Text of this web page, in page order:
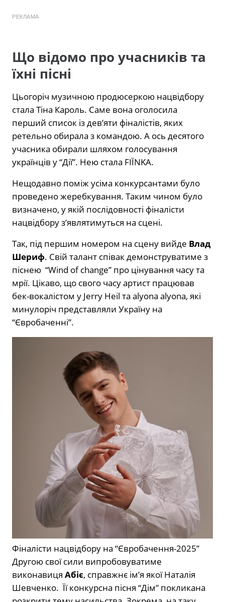
РЕКЛАМА
Що відомо про учасників та
їхні пісні
Цьогоріч музичною продюсеркою нацвідбору
стала Тіна Кароль. Саме вона оголосила
перший список із дев’яти фіналістів, яких
ретельно обирала з командою. А ось десятого
учасника обирали шляхом голосування
українців у “Дії”. Нею стала FIЇNKA.
Нещодавно поміж усіма конкурсантами було
проведено жеребкування. Таким чином було
визначено, у якій послідовності фіналісти
нацвідбору з’являтимуться на сцені.
Так, під першим номером на сцену вийде Влад
Шериф. Свій талант співак демонструватиме з
піснею “Wind of change” про цінування часу та
мрії. Цікаво, що свого часу артист працював
бек-вокалістом у Jerry Heil та alyona alyona, які
минулоріч представляли Україну на
“Євробаченні”.
Фіналісти нацвідбору на “Євробачення-2025”
Другою свої сили випробовуватиме
виконавиця Абіє, справжнє ім’я якої Наталія
Шевченко. Її конкурсна пісня “Дім” покликана